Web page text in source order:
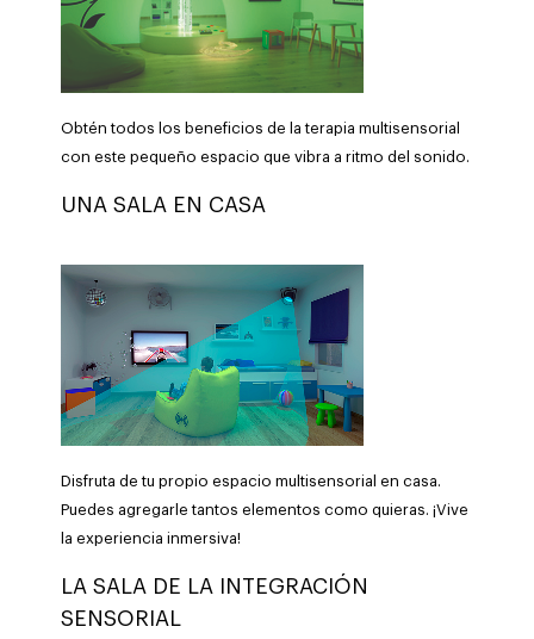
Obtén todos los beneficios de la terapia multisensorial
con este pequeño espacio que vibra a ritmo del sonido.
UNA SALA EN CASA
Disfruta de tu propio espacio multisensorial en casa.
Puedes agregarle tantos elementos como quieras. ¡Vive
la experiencia inmersiva!
LA SALA DE LA INTEGRACIÓN
SENSORIAL